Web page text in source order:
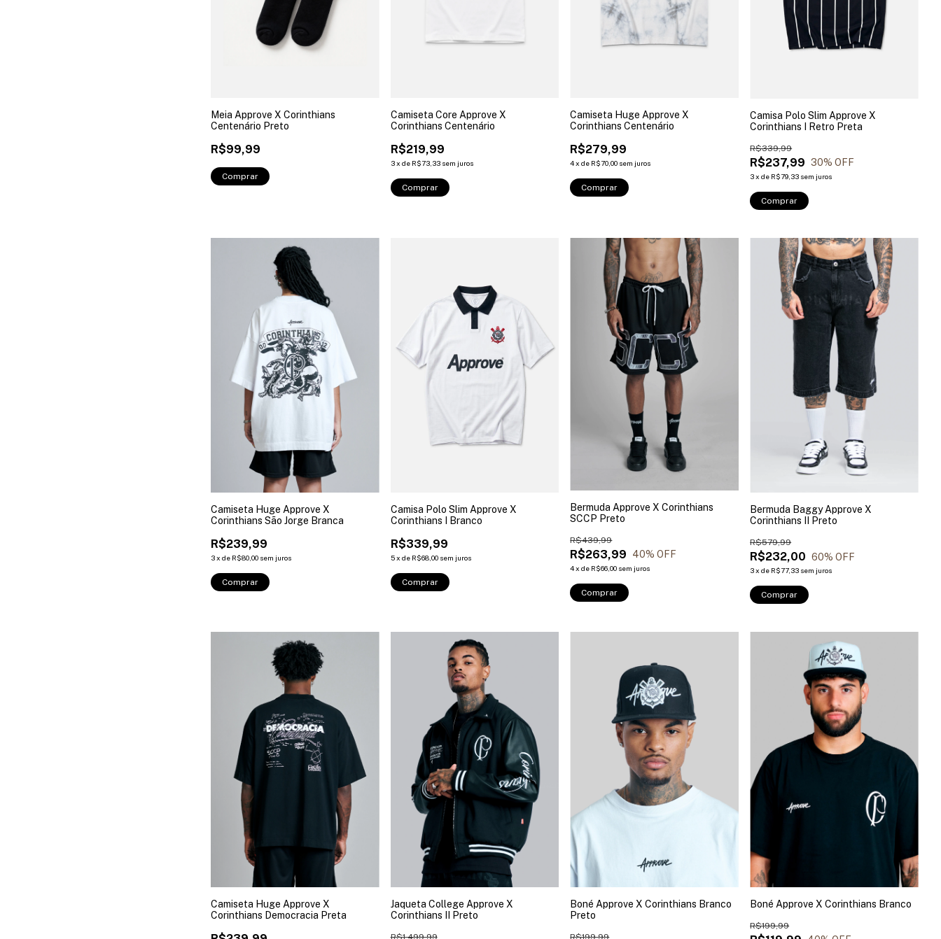
Meia Approve X Corinthians
Centenário Preto
R$99,99
Comprar
Camiseta Core Approve X
Corinthians Centenário
R$219,99
3 x de R$73,33 sem juros
Comprar
Camiseta Huge Approve X
Corinthians Centenário
R$279,99
4xde R$70,00 sem juros
Comprar
Camisa Polo Slim Approve X
Corinthians I Retro Preta
R$237,99
R$339,99
30% OFF
3xde R$79,33 sem juros
Comprar
Camiseta Huge Approve X
Corinthians São Jorge Branca
R$239,99
3x de R$80,00 sem juros
Comprar
Camisa Polo Slim Approve X
Corinthians I Branco
R$339,99
5 x de R$68,00 sem juros
Comprar
Bermuda Approve X Corinthians
SCCP Preto
R$263,99
R$439,99
40% OFF
4xde R$66,00 sem juros
Comprar
Bermuda Baggy Approve X
Corinthians II Preto
R$232,00
R$579,99
60% OFF
3xde R$77,33 sem juros
Comprar
Camiseta Huge Approve X
Corinthians Democracia Preta
Jaqueta College Approve X
Corinthians II Preto
R$1.499,99
Boné Approve X Corinthians Branco
Preto
R$199,99
Boné Approve X Corinthians Branco
R$199,99